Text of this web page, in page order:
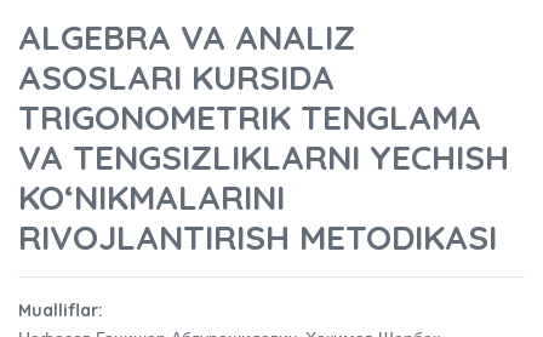
ALGEBRA VA ANALIZ
ASOSLARI KURSIDA
TRIGONOMETRIK TENGLAMA
VA TENGSIZLIKLARNI YECHISH
KO‘NIKMALARINI
RIVOJLANTIRISH METODIKASI
Mualliflar: